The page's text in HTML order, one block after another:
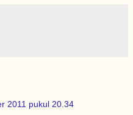
2011 pukul 20.34